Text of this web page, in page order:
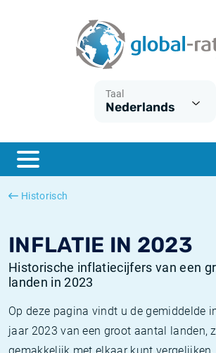
Taal
Nederlands
Historisch
INFLATIE IN 2023
Historische inflatiecijfers van een
landen in 2023
Op deze pagina vindt u de gemiddelde
jaar 2023 van een groot aantal landen,
ESTER
SONIA
Wat is CPI inflatie?
Wat is HICP inflatie?
Nederlandse inflatie - CPI
Amerikaanse inflatie - CPI
Euribor historie
SOFR historie
TONAR historie
Inflatiecalculator